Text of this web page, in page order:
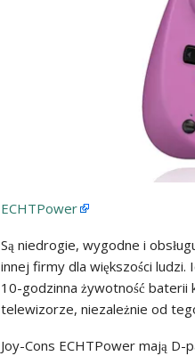
ECHTPower
Są niedrogie, wygodne i
innej firmy dla większości
10-godzinna żywotność baterii
telewizorze, niezależnie od
Joy-Cons ECHTPower mają